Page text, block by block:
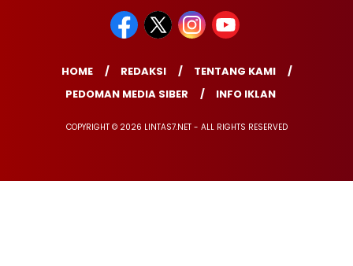
HOME REDAKSI
TENTANG KAMI
PEDOMAN MEDIA SIBER
INFO IKLAN
COPYRIGHT © 2026 LINTAS7.NET - ALL RIGHTS RESERVED